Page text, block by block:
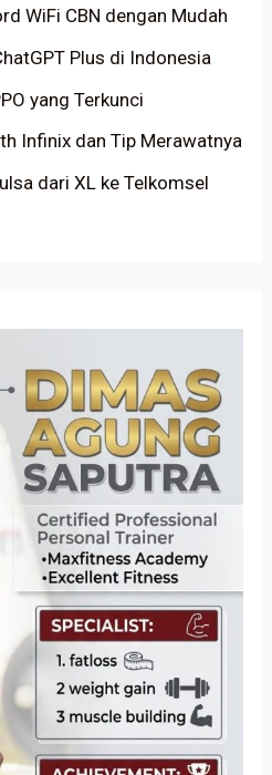
WiFi CBN dengan Mudah
Plus di Indonesia
yang Terkunci
Infinix dan Tip Merawatnya
dari XL ke Telkomsel